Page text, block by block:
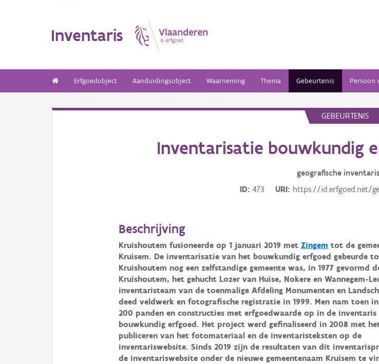
Inventaris
Erfgoedobject Aanduidingsobject Waarneming Thema Gebeurtenis Persoon
GEBEURTENIS
Inventarisatie bouwkundig
geografische
ID
473 URI https://id.erfgoed.net/
Beschrijving
Kruishoutem fusioneerde op 1 januari 2019 metZingem tot de
Kruisem. De inventarisatie van het bouwkundig erfgoed gebeurde
Kruishoutem nog een zelfstandige gemeente was, in 1977 gevormd
Kruishoutem, het gehucht Lozer van Huise, Nokere en Wannegem-
inventaristeam van de toenmalige Afdeling Monumenten en
deed veldwerk en fotografische registratie in 1999. Men nam toen
200 panden en constructies met erfgoedwaarde op in de inventaris
bouwkundig erfgoed. Het project werd gefinaliseerd in 2008 met
publiceren van het fotomateriaal en de inventaristeksten op de
inventariswebsite.Sinds 2019 zijn de resultaten van dit
de inventariswebsite onder de nieuwe gemeentenaam Kruisem te